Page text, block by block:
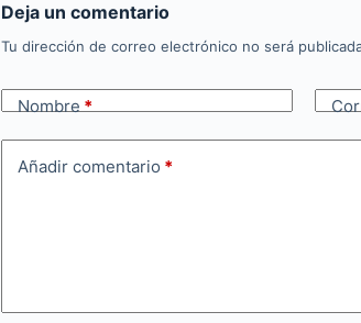
Deja un comentario
Tu dirección de correo electrónico no será
Nombre*
Añadir comentario *